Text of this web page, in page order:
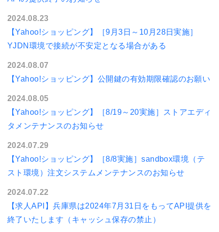
2024.08.23
【Yahoo!ショッピング】［9月3日～10月28日実施］
YJDN環境で接続が不安定となる場合がある
2024.08.07
【Yahoo!ショッピング】公開鍵の有効期限確認のお願い
2024.08.05
【Yahoo!ショッピング】［8/19～20実施］ストアエディ
タメンテナンスのお知らせ
2024.07.29
【Yahoo!ショッピング】［8/8実施］sandbox環境（テ
スト環境）注文システムメンテナンスのお知らせ
2024.07.22
【求人API】兵庫県は2024年7月31日をもってAPI提供を
終了いたします（キャッシュ保存の禁止）